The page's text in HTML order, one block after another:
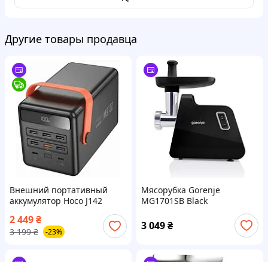
Другие товары продавца
Внешний портативный
аккумулятор Hoco J142
Surpass 100 000mAh Black
22.5W+PD20W
(6942007639965)
2 449₴
3 199 ₴ -23%
Мясорубка Gorenje
MG1701SB Black
3 049₴